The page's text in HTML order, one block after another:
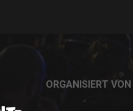
ORGANISIERT VON